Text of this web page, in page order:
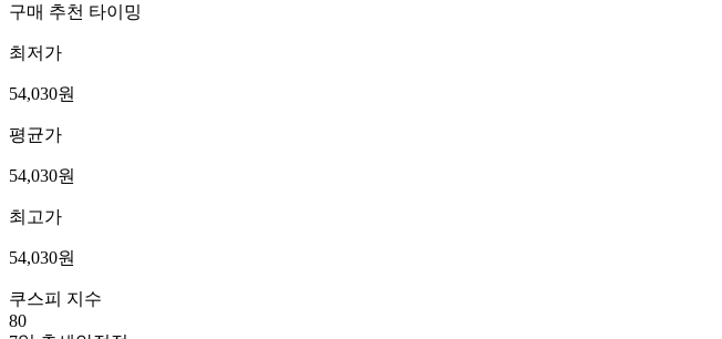
구매 추천 타이밍
최저가
54,030원
평균가
54,030원
최고가
54,030원
쿠스피 지수
80